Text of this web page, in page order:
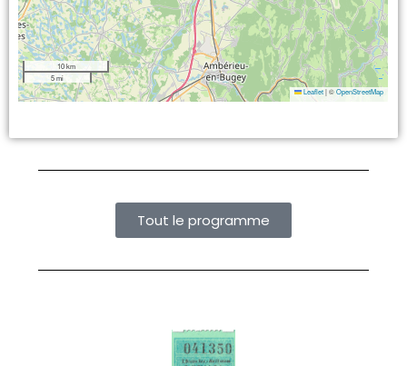
10 km
5 mi
Leaflet |©OpenStreetMap
Tout le programme